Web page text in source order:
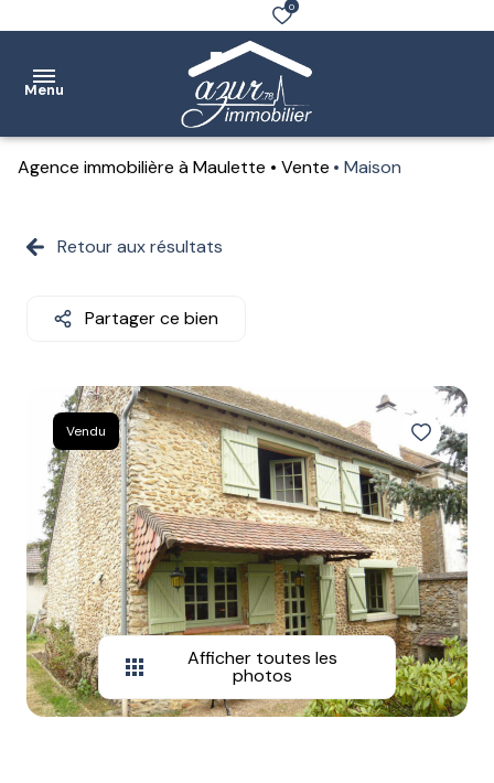
0
Menu
Ventes
Notre
Estimation
Contact
Agence immobilière à Maulette Vente Maison
Retour aux résultats
Partager ce bien
Vendu
Afficher toutes les
photos